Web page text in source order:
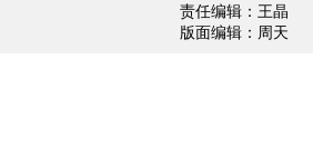
责任编辑：王晶
版面编辑：周天